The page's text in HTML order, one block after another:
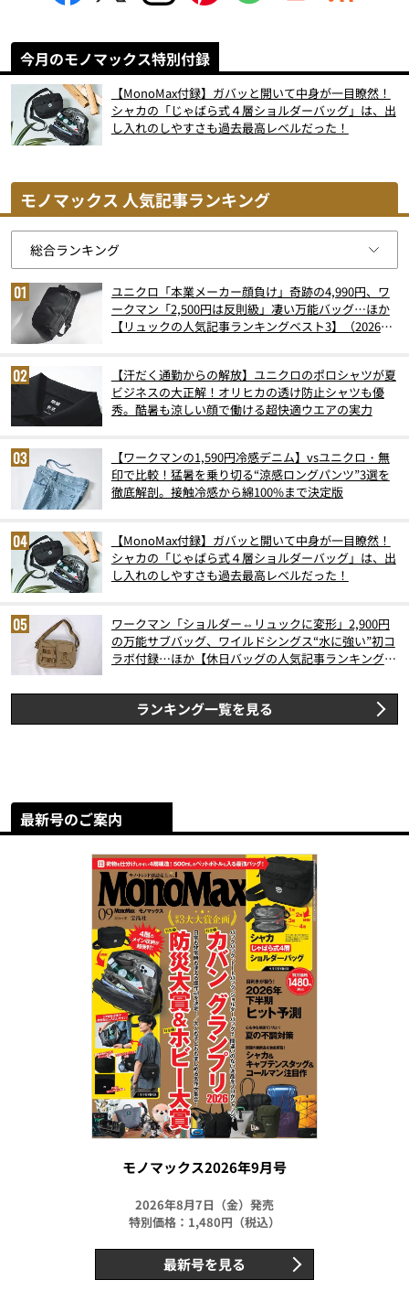
今月のモノマックス特別付録
【MonoMax付録】ガバッと開いて中身が一目瞭然！
シャカの「じゃばら式４層ショルダーバッグ」は、出
し入れのしやすさも過去最高レベルだった！
モノマックス 人気記事ランキング
ユニクロ「本業メーカー顔負け」奇跡の4,990円、ワ
ークマン「2,500円は反則級」凄い万能バッグ…ほか
【リュックの人気記事ランキングベスト3】（2026年
【汗だく通勤からの解放】ユニクロのポロシャツが夏
ビジネスの大正解！オリヒカの透け防止シャツも優
秀。酷暑も涼しい顔で働ける超快適ウエアの実力
【ワークマンの1,590円冷感デニム】vsユニクロ・無
印で比較！猛暑を乗り切る“涼感ロングパンツ”3選を
徹底解剖。接触冷感から綿100%まで決定版
【MonoMax付録】ガバッと開いて中身が一目瞭然！
シャカの「じゃばら式４層ショルダーバッグ」は、出
し入れのしやすさも過去最高レベルだった！
ワークマン「ショルダー⇔リュックに変形」2,900円
の万能サブバッグ、ワイルドシングス“水に強い”初コ
ラボ付録…ほか【休日バッグの人気記事ランキングベ
ランキング一覧を見る
最新号のご案内
モノマックス2026年9月号
2026年8月7日（金）発売
特別価格：1,480円（税込）
最新号を見る